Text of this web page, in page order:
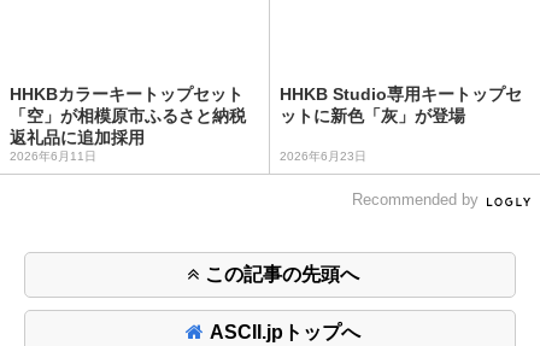
HHKBカラーキートップセット
「空」が相模原市ふるさと納税
返礼品に追加採用
2026年6月11日
HHKB Studio専用キートップセ
ットに新色「灰」が登場
2026年6月23日
Recommended by
この記事の先頭へ
ASCII.jpトップへ